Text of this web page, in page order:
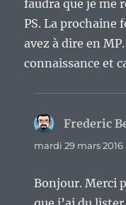
faudra que je me
PS. La prochaine
avez à dire en
connaissance et
Frederic
mardi 29 mars
Bonjour. Merci